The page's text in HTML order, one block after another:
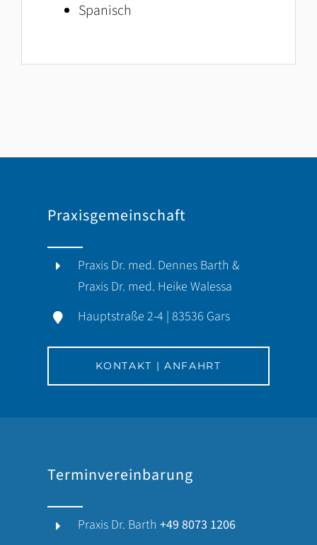
Spanisch
Praxisgemeinschaft
Praxis Dr. med. Dennes Barth &
Praxis Dr. med. Heike Walessa
Hauptstraße 2-4 | 83536 Gars
KONTAKT | ANFAHRT
Terminvereinbarung
Praxis Dr. Barth+49 8073 1206